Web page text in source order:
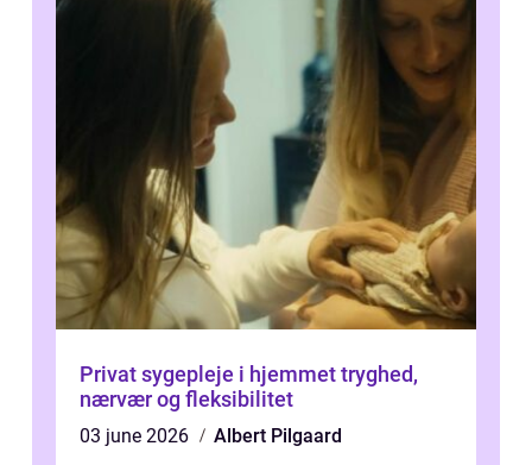
Privat sygepleje i hjemmet tryghed,
nærvær og fleksibilitet
03 june 2026
Albert Pilgaard